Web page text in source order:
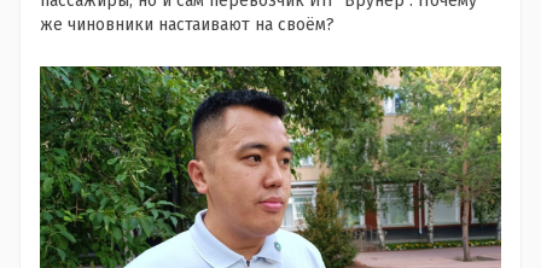
же чиновники настаивают на своём?